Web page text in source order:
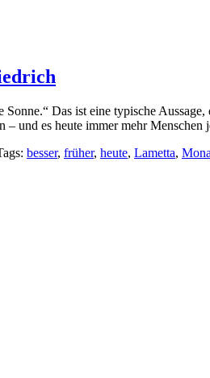
Das ist eine typische
– und es heute immer mehr Menschen
besser, früher, heute, Lametta,